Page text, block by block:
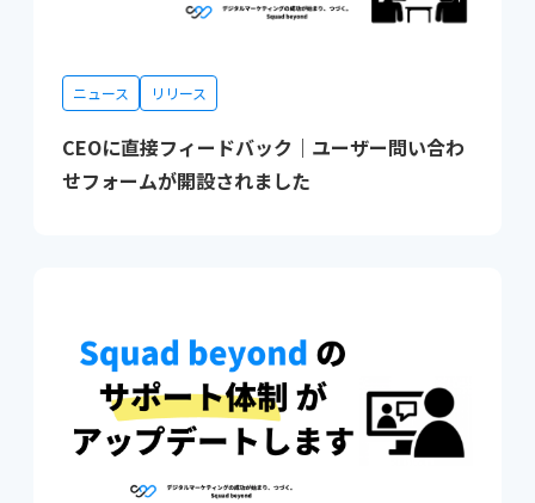
ニュース リリース
CEOに直接フィードバック｜ユーザー問い合わ
せフォームが開設されました